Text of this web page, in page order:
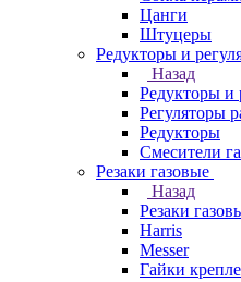
Цанги
Штуцеры
Редукторы и
Назад
Редукторы и
Регуляторы
Редукторы
Смесители
Резаки газовые
Назад
Резаки
Harris
Messer
Гайки